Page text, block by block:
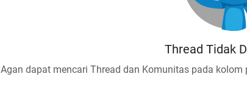
Thread Tidak
Agan dapat mencari Thread dan Komunitas pada